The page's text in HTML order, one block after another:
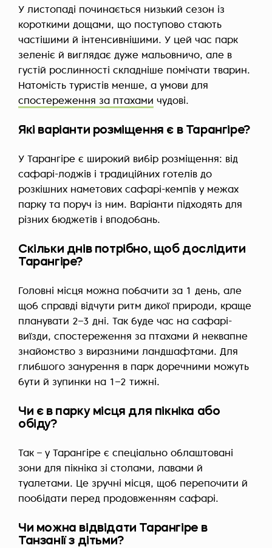
У листопаді починається низький сезон із
короткими дощами, що поступово стають
частішими й інтенсивнішими. У цей час парк
зеленіє й виглядає дуже мальовничо, але в
густій рослинності складніше помічати тварин.
Натомість туристів менше, а умови для
спостереження за птахами чудові.
Які варіанти розміщення є в Тарангіре?
У Тарангіре є широкий вибір розміщення: від
сафарі-лоджів і традиційних готелів до
розкішних наметових сафарі-кемпів у межах
парку та поруч із ним. Варіанти підходять для
різних бюджетів і вподобань.
Скільки днів потрібно, щоб дослідити
Тарангіре?
Головні місця можна побачити за 1 день, але
щоб справді відчути ритм дикої природи, краще
планувати 2–3 дні. Так буде час на сафарі-
виїзди, спостереження за птахами й неквапне
знайомство з виразними ландшафтами. Для
глибшого занурення в парк доречними можуть
бути й зупинки на 1–2 тижні.
Чи є в парку місця для пікніка або
обіду?
Так – у Тарангіре є спеціально облаштовані
зони для пікніка зі столами, лавами й
туалетами. Це зручні місця, щоб перепочити й
пообідати перед продовженням сафарі.
Чи можна відвідати Тарангіре в
Танзанії з дітьми?